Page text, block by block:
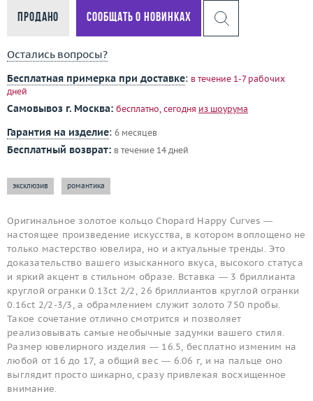
Продано Сообщать о новинках
Остались вопросы?
Бесплатная примерка при доставке: в течение 1-7 рабочих
дней
Самовывоз г. Москва: бесплатно, сегодня из шоурума
Гарантия на изделие: 6 месяцев
Бесплатный возврат: в течение 14 дней
эксклюзив романтика
Оригинальное золотое кольцо Chopard Happy Curves —
настоящее произведение искусства, в котором воплощено не
только мастерство ювелира, но и актуальные тренды. Это
доказательство вашего изысканного вкуса, высокого статуса
и яркий акцент в стильном образе. Вставка — 3 бриллианта
круглой огранки 0.13ct 2/2, 26 бриллиантов круглой огранки
0.16ct 2/2-3/3, а обрамлением служит золото 750 пробы.
Такое сочетание отлично смотрится и позволяет
реализовывать самые необычные задумки вашего стиля.
Размер ювелирного изделия — 16.5, бесплатно изменим на
любой от 16 до 17, а общий вес — 6.06 г, и на пальце оно
выглядит просто шикарно, сразу привлекая восхищенное
внимание.